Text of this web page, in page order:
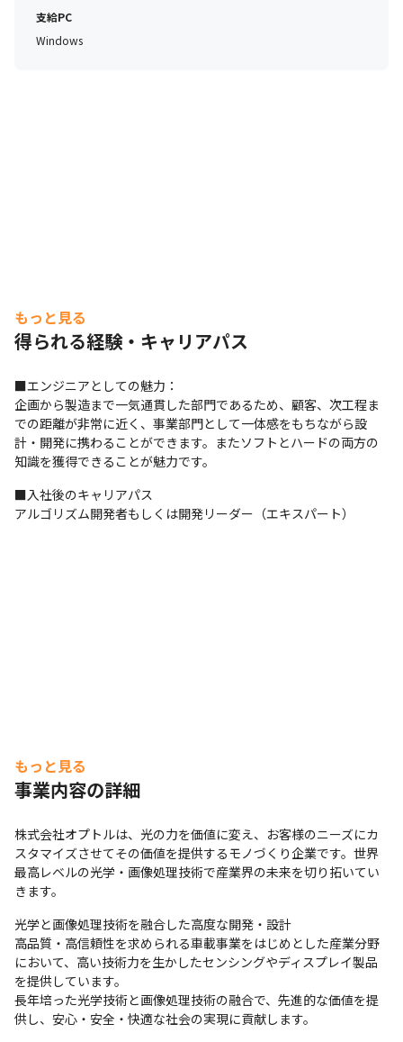
支給PC
Windows
もっと見る
得られる経験・キャリアパス
■エンジニアとしての魅力：
企画から製造まで一気通貫した部門であるため、顧客、次工程ま
での距離が非常に近く、事業部門として一体感をもちながら設
計・開発に携わることができます。またソフトとハードの両方の
知識を獲得できることが魅力です。
■入社後のキャリアパス
アルゴリズム開発者もしくは開発リーダー（エキスパート）
もっと見る
事業内容の詳細
株式会社オプトルは、光の力を価値に変え、お客様のニーズにカ
スタマイズさせてその価値を提供するモノづくり企業です。世界
最高レベルの光学・画像処理技術で産業界の未来を切り拓いてい
きます。
光学と画像処理技術を融合した高度な開発・設計
高品質・高信頼性を求められる車載事業をはじめとした産業分野
において、高い技術力を生かしたセンシングやディスプレイ製品
を提供しています。
長年培った光学技術と画像処理技術の融合で、先進的な価値を提
供し、安心・安全・快適な社会の実現に貢献します。